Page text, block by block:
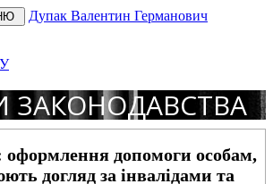
Дупак Валентин Германович
ЗАКОНОДАВСТВА
допомоги особам,
догляд за інвалідами та